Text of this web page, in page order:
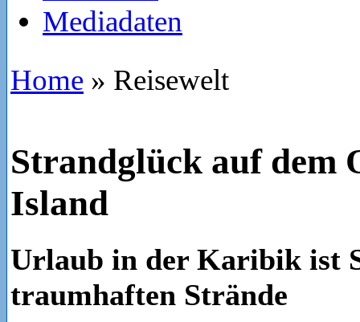
Mediadaten
Home » Reisewelt
Strandglück auf dem
Island
Urlaub in der Karibik ist
traumhaften Strände